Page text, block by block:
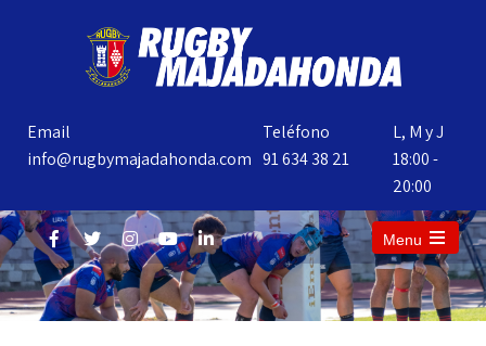
Email
info@rugbymajadahonda.com
Teléfono
91 634 38 21
L, M y J
18:00 -
20:00
Menu